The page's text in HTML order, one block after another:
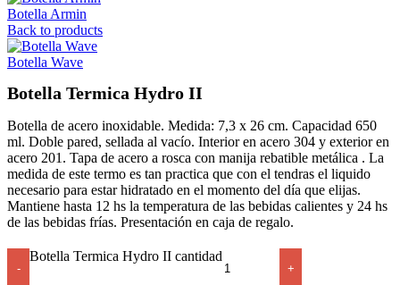
Botella Armin
Back to products
Botella Wave
Botella Termica Hydro II
Botella de acero inoxidable. Medida: 7,3 x 26 cm. Capacidad 650
ml. Doble pared, sellada al vacío. Interior en acero 304 y exterior en
acero 201. Tapa de acero a rosca con manija rebatible metálica . La
medida de este termo es tan practica que con el tendras el liquido
necesario para estar hidratado en el momento del día que elijas.
Mantiene hasta 12 hs la temperatura de las bebidas calientes y 24 hs
de las bebidas frías. Presentación en caja de regalo.
-
Botella Termica Hydro II cantidad
+